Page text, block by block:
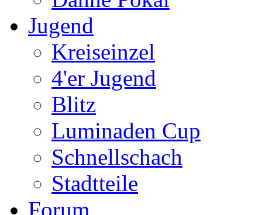
Jugend
Kreiseinzel
4'er Jugend
Blitz
Luminaden Cup
Schnellschach
Stadtteile
Forum